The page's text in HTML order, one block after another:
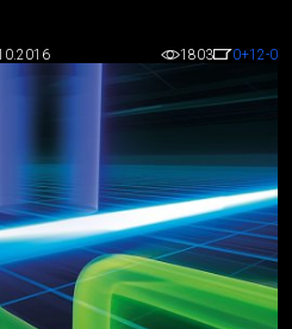
1803 0+12-0